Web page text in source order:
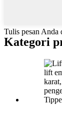
Tulis pesan Anda
Kategori